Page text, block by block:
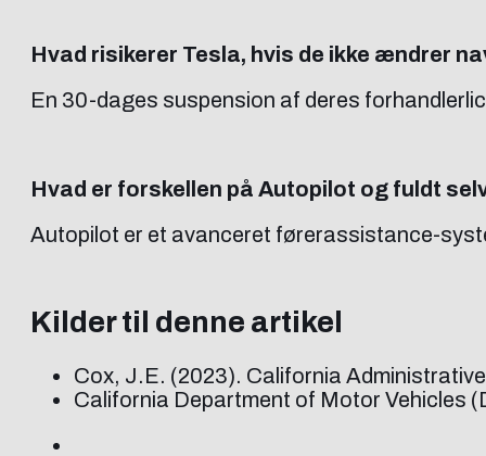
Hvad risikerer Tesla, hvis de ikke ændrer
En 30-dages suspension af deres
Hvad er forskellen på Autopilot og fuldt
Autopilot er et avanceret førerassistance-
Kilder til denne artikel
Cox, J.E. (2023). California
California Department of Motor Vehicles